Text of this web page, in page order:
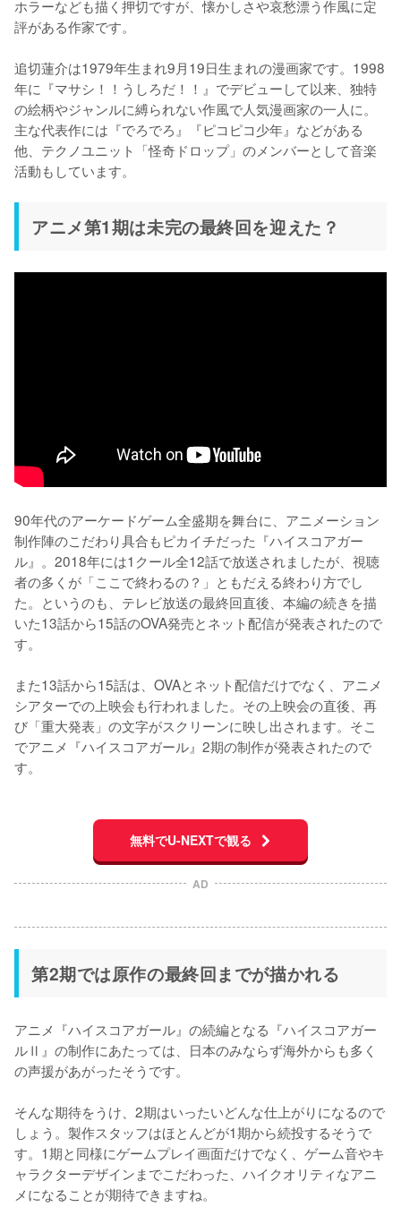
ホラーなども描く押切ですが、懐かしさや哀愁漂う作風に定
評がある作家です。
追切蓮介は1979年生まれ9月19日生まれの漫画家です。1998
年に『マサシ！！うしろだ！！』でデビューして以来、独特
の絵柄やジャンルに縛られない作風で人気漫画家の一人に。
主な代表作には『でろでろ』『ピコピコ少年』などがある
他、テクノユニット「怪奇ドロップ」のメンバーとして音楽
活動もしています。
アニメ第1期は未完の最終回を迎えた？
90年代のアーケードゲーム全盛期を舞台に、アニメーション
制作陣のこだわり具合もピカイチだった『ハイスコアガー
ル』。2018年には1クール全12話で放送されましたが、視聴
者の多くが「ここで終わるの？」ともだえる終わり方でし
た。というのも、テレビ放送の最終回直後、本編の続きを描
いた13話から15話のOVA発売とネット配信が発表されたので
す。
また13話から15話は、OVAとネット配信だけでなく、アニメ
シアターでの上映会も行われました。その上映会の直後、再
び「重大発表」の文字がスクリーンに映し出されます。そこ
でアニメ『ハイスコアガール』2期の制作が発表されたので
す。
無料でU-NEXTで観る
AD
第2期では原作の最終回までが描かれる
アニメ『ハイスコアガール』の続編となる『ハイスコアガー
ルⅡ』の制作にあたっては、日本のみならず海外からも多く
の声援があがったそうです。
そんな期待をうけ、2期はいったいどんな仕上がりになるので
しょう。製作スタッフはほとんどが1期から続投するそうで
す。1期と同様にゲームプレイ画面だけでなく、ゲーム音やキ
ャラクターデザインまでこだわった、ハイクオリティなアニ
メになることが期待できますね。